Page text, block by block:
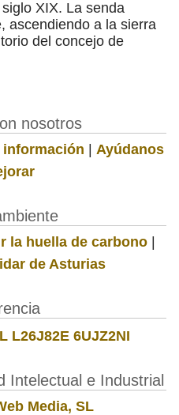
XIX. La senda
ascendiendo a la sierra
del concejo de
nosotros
información | Ayúdanos
la huella de carbono|
de Asturias
L26J82E 6UJZ2NI
Intelectual e Industrial
Media, SL